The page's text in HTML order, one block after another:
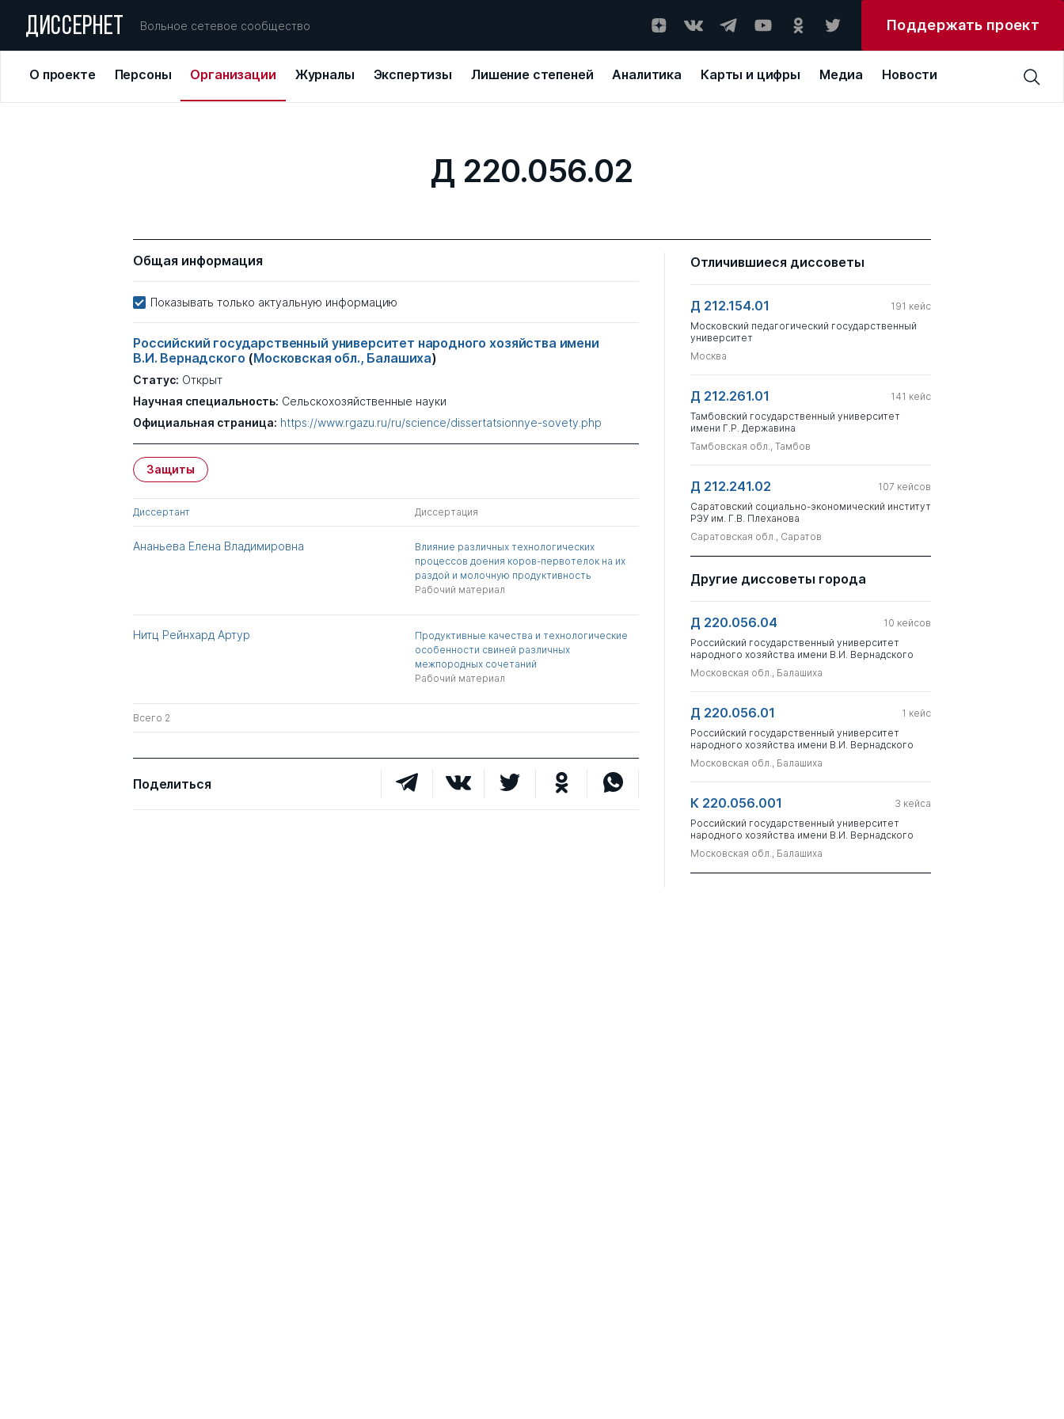
ДИССЕРНЕТ Вольное сетевое сообщество Поддержать проект
О проекте Персоны Организации Журналы Экспертизы Лишение степеней Аналитика Карты и цифры Медиа Новости
Д 220.056.02
Общая информация
Показывать только актуальную информацию
Российский государственный университет народного хозяйства имени
В.И. Вернадского (Московская обл., Балашиха)
Статус: Открыт
Научная специальность: Сельскохозяйственные науки
Официальная страница: https://www.rgazu.ru/ru/science/dissertatsionnye-sovety.php
Защиты
Диссертант Диссертация
Ананьева Елена Владимировна
Влияние различных технологических
процессов доения коров-первотелок на их
раздой и молочную продуктивность
Рабочий материал
Нитц Рейнхард Артур
Продуктивные качества и технологические
особенности свиней различных
межпородных сочетаний
Рабочий материал
Всего 2
Поделиться
Отличившиеся диссоветы
Д 212.154.01 191 кейс
Московский педагогический государственный
университет
Москва
Д 212.261.01 141 кейс
Тамбовский государственный университет
имени Г.Р. Державина
Тамбовская обл., Тамбов
Д 212.241.02 107 кейсов
Саратовский социально-экономический институт
РЭУ им. Г.В. Плеханова
Саратовская обл., Саратов
Другие диссоветы города
Д 220.056.04 10 кейсов
Российский государственный университет
народного хозяйства имени В.И. Вернадского
Московская обл., Балашиха
Д 220.056.01 1 кейс
Российский государственный университет
народного хозяйства имени В.И. Вернадского
Московская обл., Балашиха
К 220.056.001 3 кейса
Российский государственный университет
народного хозяйства имени В.И. Вернадского
Московская обл., Балашиха